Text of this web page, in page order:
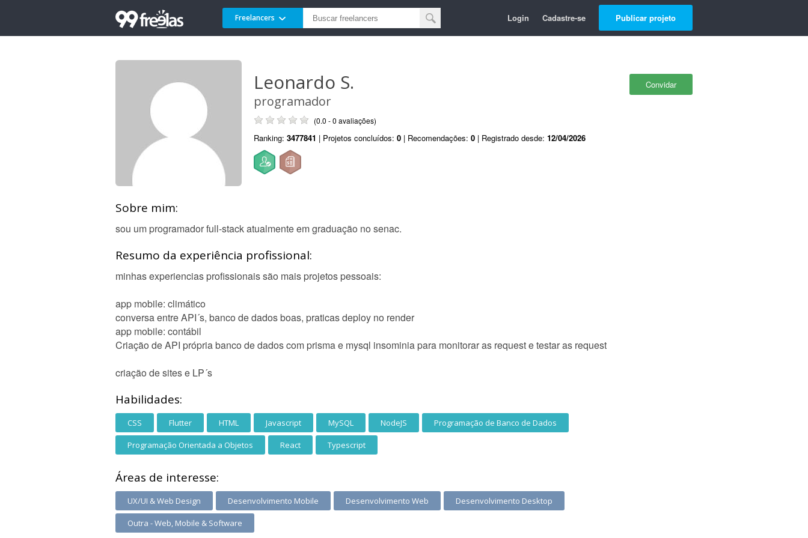
Freelancers Login Cadastre-se Publicar projeto
Convidar
Leonardo S.
programador
(0.0 - 0 avaliações)
Ranking: 3477841 | Projetos concluídos: 0 | Recomendações: 0 | Registrado desde: 12/04/2026
Sobre mim:
sou um programador full-stack atualmente em graduação no senac.
Resumo da experiência profissional:
minhas experiencias profissionais são mais projetos pessoais:
app mobile: climático
conversa entre API´s, banco de dados boas, praticas deploy no render
app mobile: contábil
Criação de API própria banco de dados com prisma e mysql insominia para monitorar as request e testar as request
criação de sites e LP´s
Habilidades:
CSS Flutter HTML Javascript MySQL NodeJS Programação de Banco de Dados
Programação Orientada a Objetos React Typescript
Áreas de interesse:
UX/UI & Web Design Desenvolvimento Mobile Desenvolvimento Web Desenvolvimento Desktop
Outra - Web, Mobile & Software